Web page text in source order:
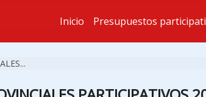
Estás en
Inicio Presupuestos